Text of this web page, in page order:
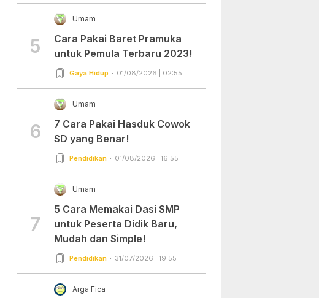
5
Umam
Cara Pakai Baret Pramuka
untuk Pemula Terbaru 2023!
Gaya Hidup 01/08/2026 | 02:55
6
Umam
7 Cara Pakai Hasduk Cowok
SD yang Benar!
Pendidikan 01/08/2026 | 16:55
7
Umam
5 Cara Memakai Dasi SMP
untuk Peserta Didik Baru,
Mudah dan Simple!
Pendidikan 31/07/2026 | 19:55
Arga Fica